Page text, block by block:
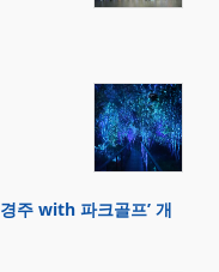
주 with 파크골프’ 개